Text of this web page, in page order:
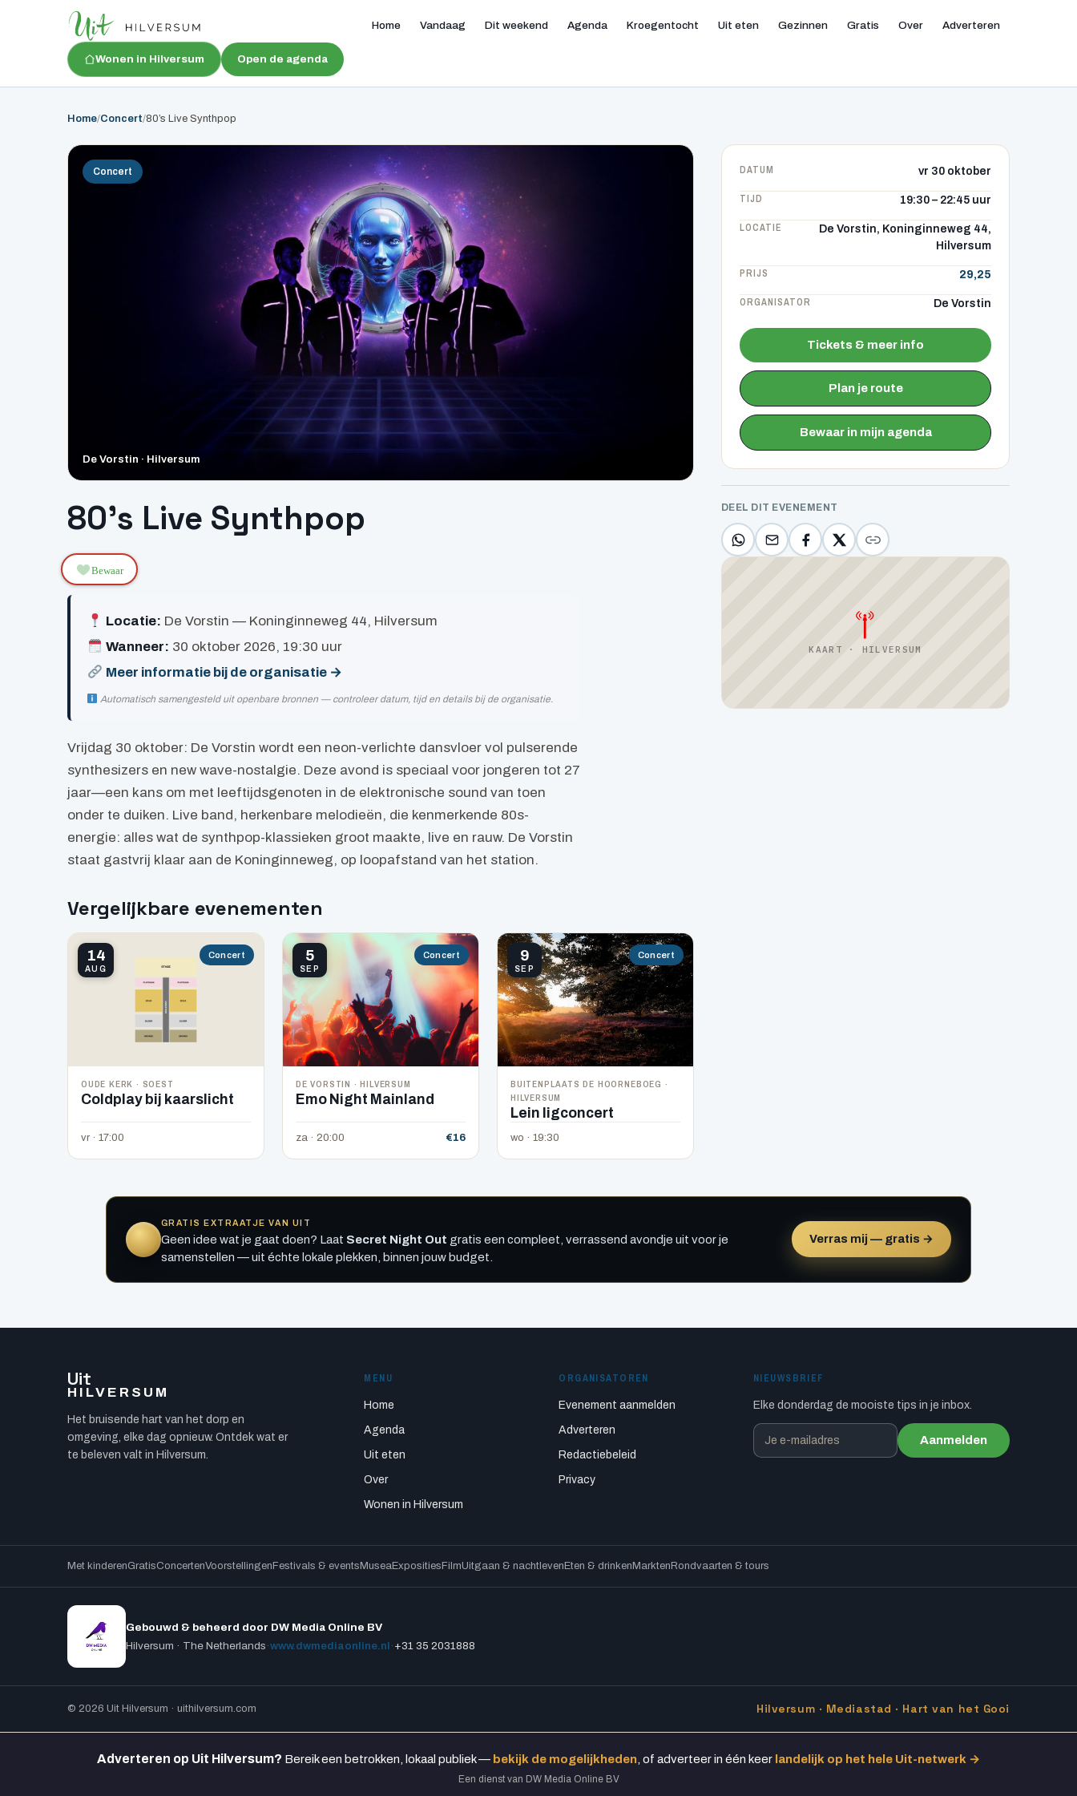
Home Vandaag Dit weekend Agenda Kroegentocht Uit eten Gezinnen Gratis Over Adverteren
Wonen in Hilversum Open de agenda
Home/Concert/80’s Live Synthpop
Concert
De Vorstin · Hilversum
80’s Live Synthpop
Bewaar
Locatie: De Vorstin — Koninginneweg 44, Hilversum
Wanneer: 30 oktober 2026, 19:30 uur
Meer informatie bij de organisatie →
Automatisch samengesteld uit openbare bronnen — controleer datum, tijd en details bij de organisatie.
Vrijdag 30 oktober: De Vorstin wordt een neon-verlichte dansvloer vol pulserende
synthesizers en new wave-nostalgie. Deze avond is speciaal voor jongeren tot 27
jaar—een kans om met leeftijdsgenoten in de elektronische sound van toen
onder te duiken. Live band, herkenbare melodieën, die kenmerkende 80s-
energie: alles wat de synthpop-klassieken groot maakte, live en rauw. De Vorstin
staat gastvrij klaar aan de Koninginneweg, op loopafstand van het station.
Vergelijkbare evenementen
14
AUG
Concert
OUDE KERK · SOEST
Coldplay bij kaarslicht
vr · 17:00
5
SEP
Concert
DE VORSTIN · HILVERSUM
Emo Night Mainland
za · 20:00 €16
9
SEP
Concert
BUITENPLAATS DE HOORNEBOEG ·
HILVERSUM
Lein ligconcert
wo · 19:30
DATUM vr 30 oktober
TIJD 19:30 – 22:45 uur
LOCATIE
De Vorstin, Koninginneweg 44,
Hilversum
PRIJS 29,25
ORGANISATOR De Vorstin
Tickets & meer info
Plan je route
Bewaar in mijn agenda
DEEL DIT EVENEMENT
KAART · HILVERSUM
GRATIS EXTRAATJE VAN UIT
Geen idee wat je gaat doen? Laat Secret Night Out gratis een compleet, verrassend avondje uit voor je
samenstellen — uit échte lokale plekken, binnen jouw budget.
Verras mij — gratis →
Uit
HILVERSUM
Het bruisende hart van het dorp en
omgeving, elke dag opnieuw. Ontdek wat er
te beleven valt in Hilversum.
MENU
Home
Agenda
Uit eten
Over
Wonen in Hilversum
ORGANISATOREN
Evenement aanmelden
Adverteren
Redactiebeleid
Privacy
NIEUWSBRIEF
Elke donderdag de mooiste tips in je inbox.
Aanmelden
Met kinderenGratisConcertenVoorstellingen Festivals & events MuseaExposities FilmUitgaan & nachtleven Eten & drinken Markten Rondvaarten & tours
Gebouwd & beheerd door DW Media Online BV
Hilversum · The Netherlands ·www.dwmediaonline.nl · +31 35 2031888
© 2026 Uit Hilversum · uithilversum.com Hilversum · Mediastad · Hart van het Gooi
Adverteren op Uit Hilversum? Bereik een betrokken, lokaal publiek — bekijk de mogelijkheden , of adverteer in één keer landelijk op het hele Uit-netwerk →
Een dienst van DW Media Online BV